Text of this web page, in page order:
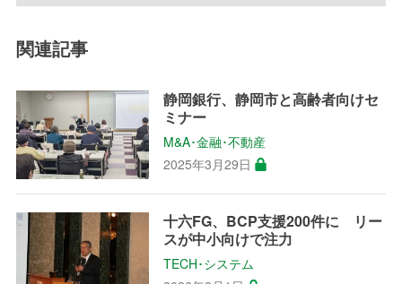
関連記事
静岡銀行、静岡市と高齢者向けセ
ミナー
M&A･金融･不動産
2025年3月29日
十六FG、BCP支援200件に リー
スが中小向けで注力
TECH･システム